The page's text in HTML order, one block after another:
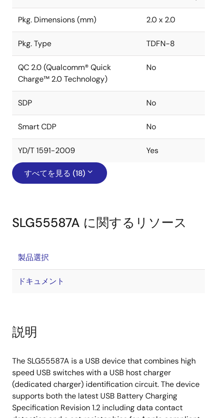
Pkg. Dimensions (mm) 2.0 x 2.0
Pkg. Type TDFN-8
QC 2.0 (Qualcomm® Quick
Charge™ 2.0 Technology)
No
SDP No
Smart CDP No
YD/T 1591-2009 Yes
すべてを見る (18)
SLG55587A に関するリソース
製品選択
ドキュメント
説明
The SLG55587A is a USB device that combines high
speed USB switches with a USB host charger
(dedicated charger) identification circuit. The device
supports both the latest USB Battery Charging
Specification Revision 1.2 including data contact